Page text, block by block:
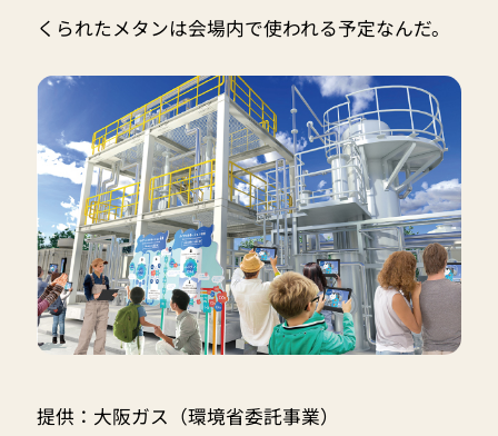
くられたメタンは会場内で使われる予定なんだ。
提供：大阪ガス（環境省委託事業）